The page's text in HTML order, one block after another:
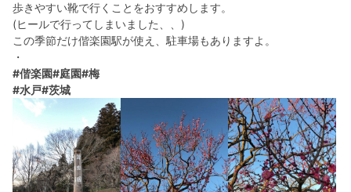
歩きやすい靴で行くことをおすすめします。
(ヒールで行ってしまいました、、)
この季節だけ偕楽園駅が使え、駐車場もありますよ。
・
#偕楽園#庭園#梅
#水戸#茨城